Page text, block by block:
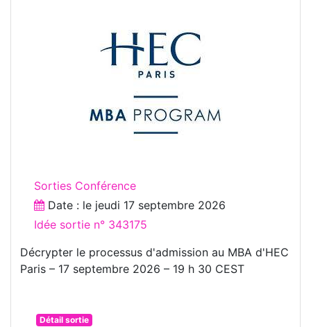
Sorties Conférence
Date : le jeudi 17 septembre 2026
Idée sortie n° 343175
Décrypter le processus d'admission au MBA d'HEC
Paris – 17 septembre 2026 – 19 h 30 CEST
Détail sortie